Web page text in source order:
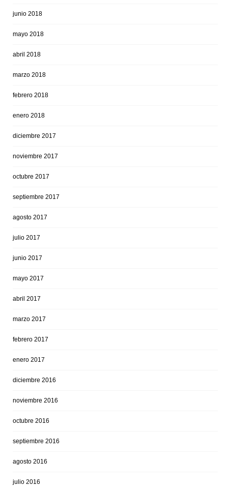
junio 2018
mayo 2018
abril 2018
marzo 2018
febrero 2018
enero 2018
diciembre 2017
noviembre 2017
octubre 2017
septiembre 2017
agosto 2017
julio 2017
junio 2017
mayo 2017
abril 2017
marzo 2017
febrero 2017
enero 2017
diciembre 2016
noviembre 2016
octubre 2016
septiembre 2016
agosto 2016
julio 2016